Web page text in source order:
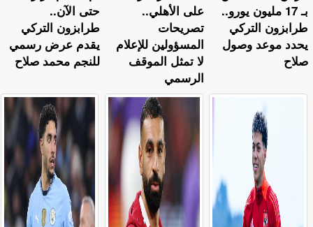
حتى الآن..
طرابزون التركي
يقدم عرض رسمي
للنجم محمد صلاح
على الأهلي..
تصريحات
المسؤولين للإعلام
لا تمثل الموقف
الرسمي
بـ 17 مليون يورو..
طرابزون التركي
يحدد موعد وصول
صلاح